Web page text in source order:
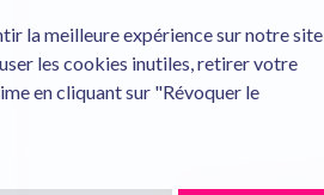
la meilleure expérience sur notre site
les cookies inutiles, retirer votre
en cliquant sur "Révoquer le